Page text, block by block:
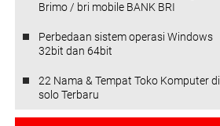
Brimo / bri mobile BANK BRI
Perbedaan sistem operasi Windows
32bit dan 64bit
22 Nama & Tempat Toko Komputer di
solo Terbaru